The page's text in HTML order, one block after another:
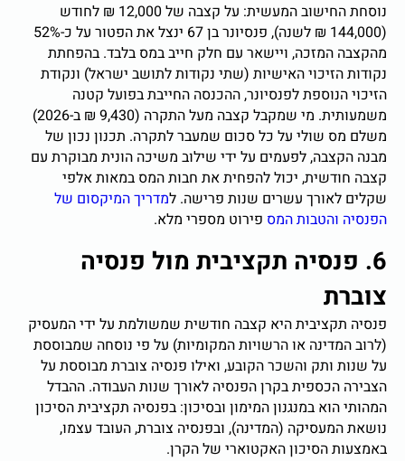
נוסחת החישוב המעשית: על קצבה של 12,000 ₪ לחודש
(144,000 ₪ לשנה), פנסיונר בן 67 ינצל את הפטור על כ-52%
מהקצבה המזכה, ויישאר עם חלק חייב במס בלבד. בהפחתת
נקודות הזיכוי האישיות (שתי נקודות לתושב ישראל) ונקודת
הזיכוי הנוספת לפנסיונר, ההכנסה החייבת בפועל קטנה
משמעותית. מי שמקבל קצבה מעל התקרה (9,430 ₪ ב-2026)
משלם מס שולי על כל סכום שמעבר לתקרה. תכנון נכון של
מבנה הקצבה, לפעמים על ידי שילוב משיכה הונית מבוקרת עם
קצבה חודשית, יכול להפחית את חבות המס במאות אלפי
שקלים לאורך עשרים שנות פרישה. למדריך המיקסום של
הפנסיה והטבות המס פירוט מספרי מלא.
6. פנסיה תקציבית מול פנסיה
צוברת
פנסיה תקציבית היא קצבה חודשית שמשולמת על ידי המעסיק
(לרוב המדינה או הרשויות המקומיות) על פי נוסחה שמבוססת
על שנות ותק והשכר הקובע, ואילו פנסיה צוברת מבוססת על
הצבירה הכספית בקרן הפנסיה לאורך שנות העבודה. ההבדל
המהותי הוא במנגנון המימון ובסיכון: בפנסיה תקציבית הסיכון
נושאת המעסיקה (המדינה), ובפנסיה צוברת, העובד עצמו,
באמצעות הסיכון האקטוארי של הקרן.